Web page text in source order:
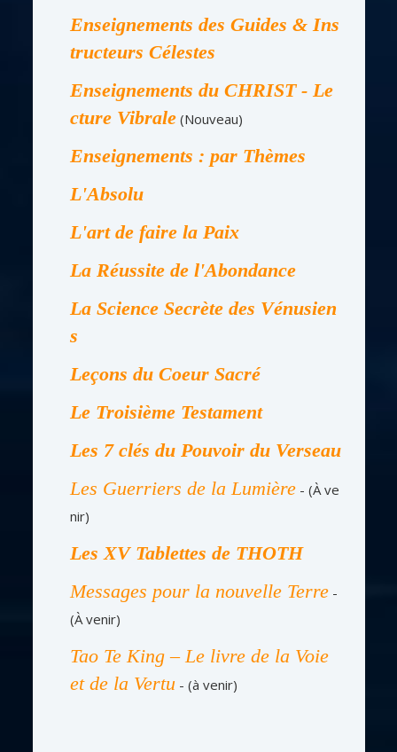
Enseignements des Guides & Ins
tructeurs Célestes
Enseignements du CHRIST - Le
cture Vibrale (Nouveau)
Enseignements : par Thèmes
L'Absolu
L'art de faire la Paix
La Réussite de l'Abondance
La Science Secrète des Vénusien
s
Leçons du Coeur Sacré
Le Troisième Testament
Les 7 clés du Pouvoir du Verseau
Les Guerriers de la Lumière - (À ve
nir)
Les XV Tablettes de THOTH
Messages pour la nouvelle Terre -
(À venir)
Tao Te King – Le livre de la Voie
et de la Vertu - (à venir)